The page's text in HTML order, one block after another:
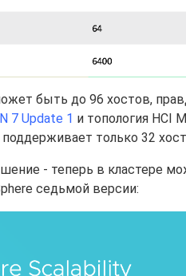
быть до 96 хостов,
7 Update 1 и топология HCI
поддерживает только 32
- теперь в кластере
седьмой версии: